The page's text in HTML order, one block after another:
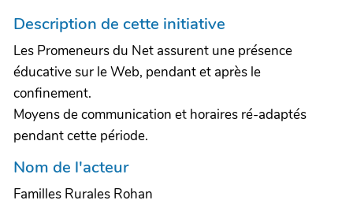
Description de cette initiative
Les Promeneurs du Net assurent une présence
éducative sur le Web, pendant et après le
confinement.
Moyens de communication et horaires ré-adaptés
pendant cette période.
Nom de l'acteur
Familles Rurales Rohan